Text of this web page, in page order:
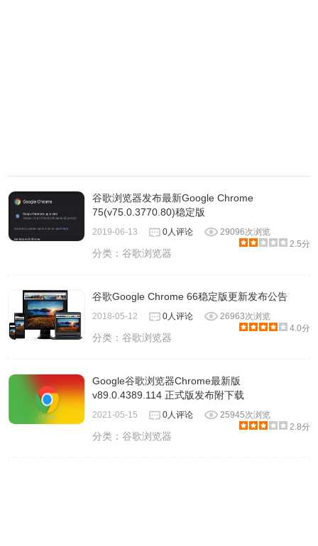
谷歌浏览器发布最新Google Chrome
75(v75.0.3770.80)稳定版
2019-06-13 0人评论
29096次浏览
2.5分
分类：谷歌浏览器
谷歌Google Chrome 66稳定版更新发布公告
2018-05-12 0人评论
26963次浏览
4.0分
分类：谷歌浏览器
Google谷歌浏览器Chrome最新版
v89.0.4389.114 正式版发布附下载
2021-05-15 0人评论
25945次浏览
2.8分
分类：谷歌浏览器